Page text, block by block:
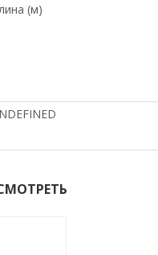
(м)